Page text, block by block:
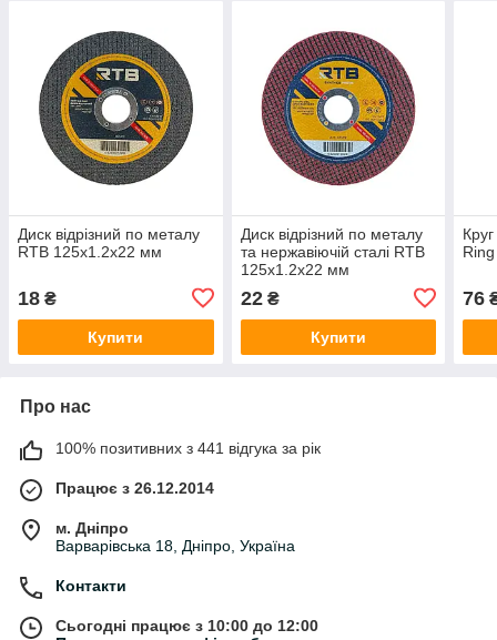
Диск відрізний по металу
RTB 125х1.2х22 мм
18 ₴
Купити
Диск відрізний по металу
та нержавіючій сталі RTB
125х1.2х22 мм
22₴
Купити
76
Про нас
100% позитивних з 441 відгука за рік
Працює з 26.12.2014
м. Дніпро
Варварівська 18, Дніпро, Україна
Контакти
Сьогодні працює з 10:00 до 12:00